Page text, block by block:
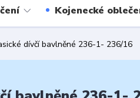
Kojenecké
dívčí bavlněné 236-1- 236/16